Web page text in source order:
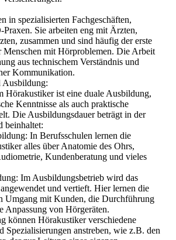
in spezialisierten Fachgeschäften,
Sie arbeiten eng mit Ärzten,
zusammen und sind häufig der erste
Menschen mit Hörproblemen. Die Arbeit
aus technischem Verständnis und
Kommunikation.
Ausbildung:
Hörakustiker ist eine duale Ausbildung,
Kenntnisse als auch praktische
Die Ausbildungsdauer beträgt in der
beinhaltet:
In Berufsschulen lernen die
alles über Anatomie des Ohrs,
Kundenberatung und vieles
Im Ausbildungsbetrieb wird das
und vertieft. Hier lernen die
Umgang mit Kunden, die Durchführung
Anpassung von Hörgeräten.
können Hörakustiker verschiedene
Spezialisierungen anstreben, wie z.B. den